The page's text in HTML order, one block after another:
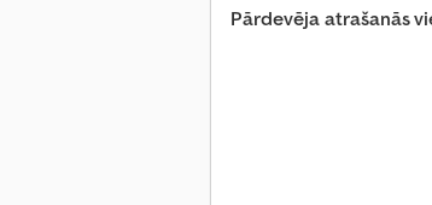
Pārdevēja atrašanās